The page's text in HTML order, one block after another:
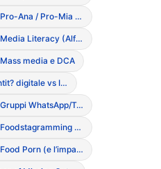
Pro-Ana / Pro-Mia (Fenomenologia web)
Media Literacy (Alfabetizzazione ai media)
Mass media e DCA
Identit? digitale vs Identit? reale
Gruppi WhatsApp/Telegram segreti (monitoraggio)
Foodstagramming patologico
Food Porn (e l’impatto visivo sui DCA)